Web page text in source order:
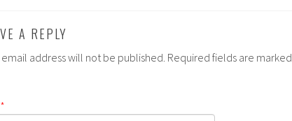
A REPLY
email address will not be published. Required fields are marked
*